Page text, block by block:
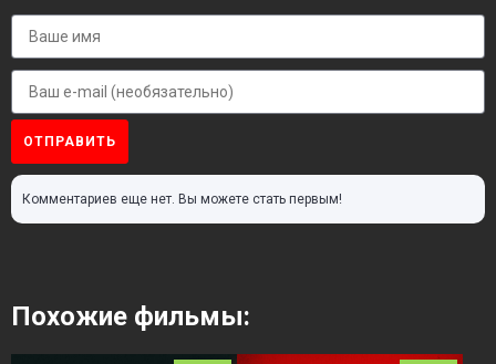
ОТПРАВИТЬ
Комментариев еще нет. Вы можете стать первым!
Похожие фильмы: